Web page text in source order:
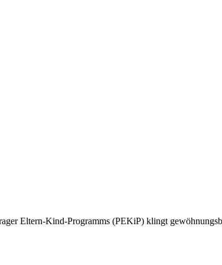
Eltern-Kind-Programms (PEKiP) klingt